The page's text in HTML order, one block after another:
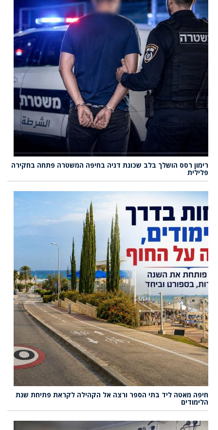
רימון רסס הושלך בלב שכונת דניה בחיפה המשטרה פתחה בחקירה
פלילית
חיפה מאטה ליד בתי הספר ורצה אל הקהילה לקראת פתיחת שנת
הלימודים